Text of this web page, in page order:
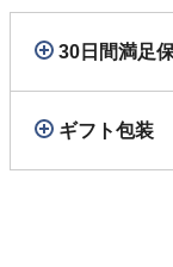
30日間満足
ギフト包装